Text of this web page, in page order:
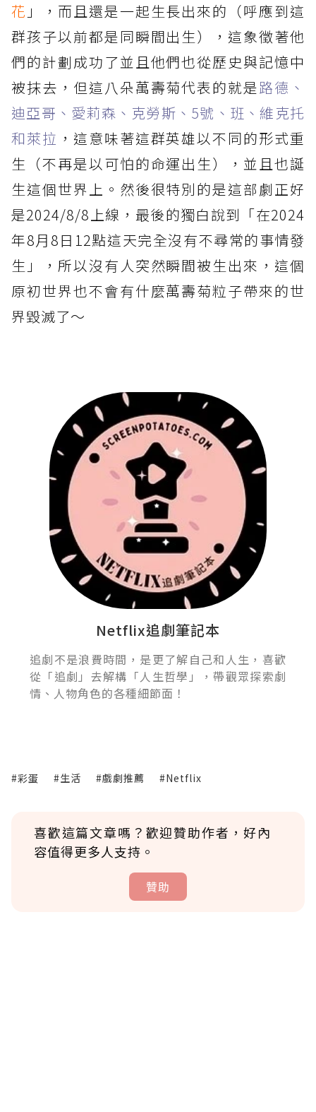
花 」，而且還是一起生長出來的（呼應到這
群孩子以前都是同瞬間出生），這象徵著他
們的計劃成功了並且他們也從歷史與記憶中
被抹去，但這八朵萬壽菊代表的就是路德、
迪亞哥、愛莉森、克勞斯、5號、班、維克托
和萊拉 ，這意味著這群英雄以不同的形式重
生（不再是以可怕的命運出生），並且也誕
生這個世界上。然後很特別的是這部劇正好
是2024/8/8上線，最後的獨白說到「在2024
年8月8日12點這天完全沒有不尋常的事情發
生」，所以沒有人突然瞬間被生出來，這個
原初世界也不會有什麼萬壽菊粒子帶來的世
界毀滅了～
Netflix追劇筆記本
追劇不是浪費時間，是更了解自己和人生，喜歡
從「追劇」去解構「人生哲學」，帶觀眾探索劇
情、人物角色的各種細節面！
#彩蛋 #生活 #戲劇推薦 #Netflix
喜歡這篇文章嗎？歡迎贊助作者，好內
容值得更多人支持。
贊助